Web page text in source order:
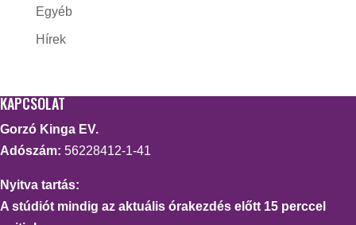
Egyéb
Hírek
KAPCSOLAT
Gorzó Kinga EV.
Adószám: 56228412-1-41
Nyitva tartás:
A stúdiót mindig az aktuális órakezdés előtt 15 perccel